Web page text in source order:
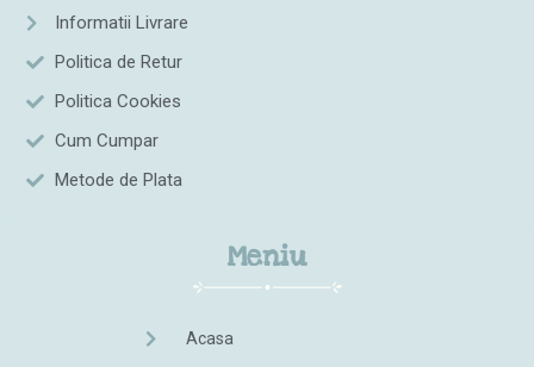
Informatii Livrare
Politica de Retur
Politica Cookies
Cum Cumpar
Metode de Plata
Meniu
Acasa